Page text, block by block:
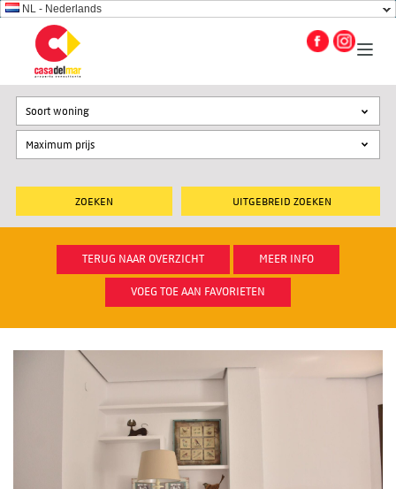
NL - Nederlands
UITGEBREID ZOEKEN
Soort woning
TERUG NAAR OVERZICHT MEER INFO
VOEG TOE AAN FAVORIETEN